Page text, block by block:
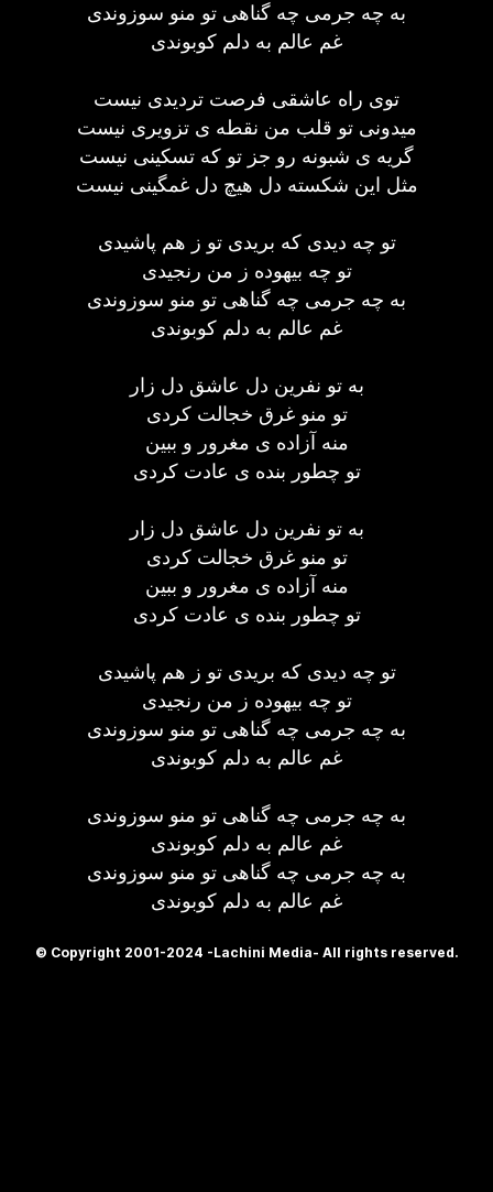
به چه جرمی چه گناهی تو منو سوزوندی
غم عالم به دلم کوبوندی
توی راه عاشقی فرصت تردیدی نیست
میدونی تو قلب من نقطه ی تزویری نیست
گریه ی شبونه رو جز تو که تسکینی نیست
مثل این شکسته دل هیچ دل غمگینی نیست
تو چه دیدی که بریدی تو ز هم پاشیدی
تو چه بیهوده ز من رنجیدی
به چه جرمی چه گناهی تو منو سوزوندی
غم عالم به دلم کوبوندی
به تو نفرین دل عاشق دل زار
تو منو غرق خجالت کردی
منه آزاده ی مغرور و ببین
تو چطور بنده ی عادت کردی
به تو نفرین دل عاشق دل زار
تو منو غرق خجالت کردی
منه آزاده ی مغرور و ببین
تو چطور بنده ی عادت کردی
تو چه دیدی که بریدی تو ز هم پاشیدی
تو چه بیهوده ز من رنجیدی
به چه جرمی چه گناهی تو منو سوزوندی
غم عالم به دلم کوبوندی
به چه جرمی چه گناهی تو منو سوزوندی
غم عالم به دلم کوبوندی
به چه جرمی چه گناهی تو منو سوزوندی
غم عالم به دلم کوبوندی
© Copyright 2001-2024 -Lachini Media- All rights reserved.